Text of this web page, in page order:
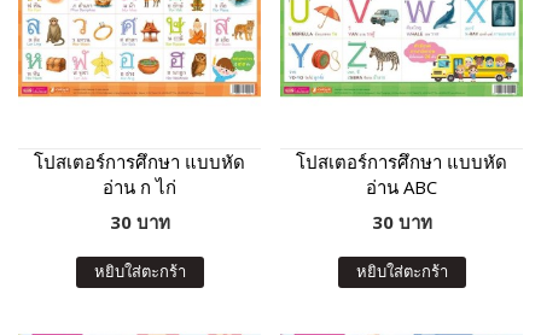
โปสเตอร์การศึกษา แบบหัด
อ่าน ก ไก่
30 บาท
หยิบใส่ตะกร้า
โปสเตอร์การศึกษา แบบหัด
อ่าน ABC
30 บาท
หยิบใส่ตะกร้า